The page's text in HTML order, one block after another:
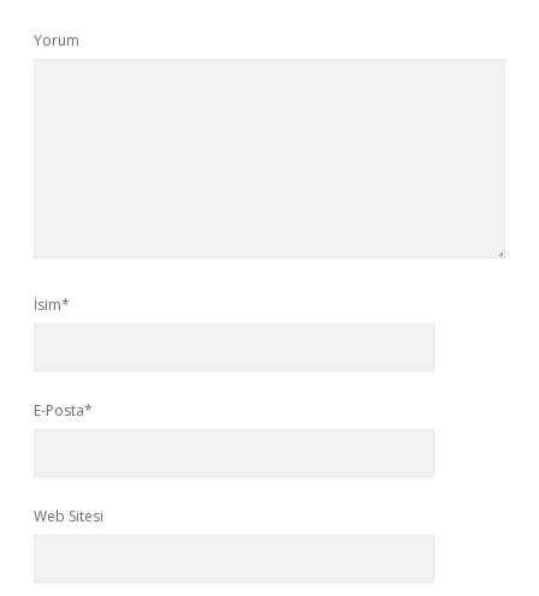
Yorum
İsim*
E-Posta*
Web Sitesi